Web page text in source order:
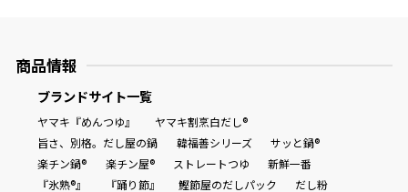
商品情報
ブランドサイト一覧
ヤマキ『めんつゆ』
ヤマキ割烹白だし®
旨さ、別格。だし屋の鍋
韓福善シリーズ
サッと鍋®
楽チン鍋®
楽チン屋® ストレートつゆ
新鮮一番
『氷熟®』
『踊り節』 鰹節屋のだしパック だし粉